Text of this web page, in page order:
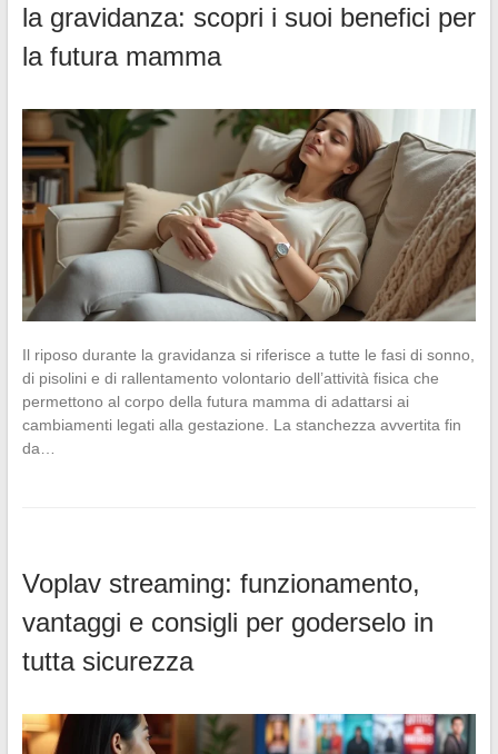
la gravidanza: scopri i suoi benefici per
la futura mamma
Il riposo durante la gravidanza si riferisce a tutte le fasi di sonno,
di pisolini e di rallentamento volontario dell’attività fisica che
permettono al corpo della futura mamma di adattarsi ai
cambiamenti legati alla gestazione. La stanchezza avvertita fin
da…
Voplav streaming: funzionamento,
vantaggi e consigli per goderselo in
tutta sicurezza